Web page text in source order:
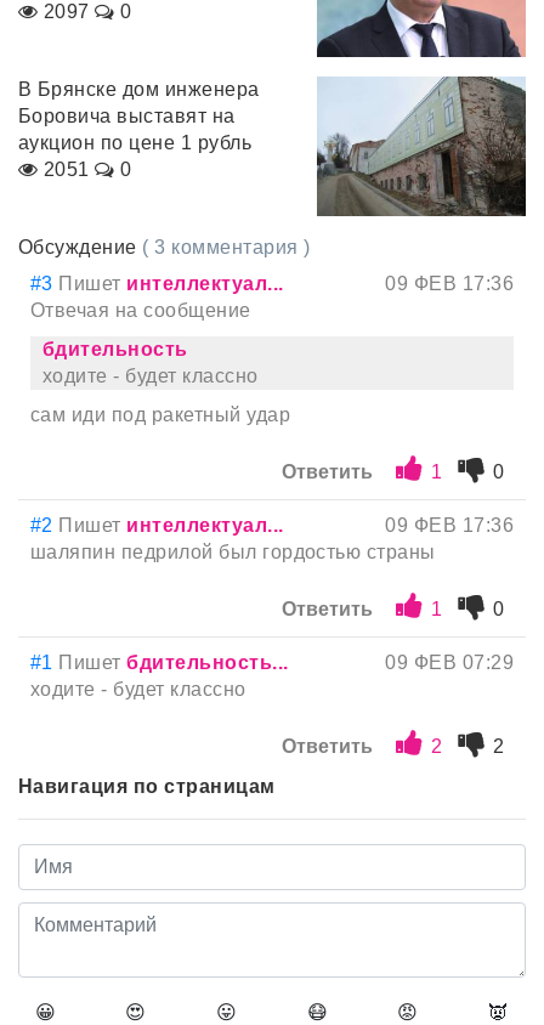
2097
0
В Брянске дом инженера
Боровича выставят на
аукцион по цене 1 рубль
2051
0
Обсуждение ( 3 комментария )
#3 Пишет интеллектуал...
09 ФЕВ 17:36
Отвечая на сообщение
бдительность
ходите - будет классно
сам иди под ракетный удар
Ответить 1 0
#2 Пишет интеллектуал...
09 ФЕВ 17:36
шаляпин педрилой был гордостью страны
Ответить 1 0
#1 Пишетбдительность...
09 ФЕВ 07:29
ходите - будет классно
Ответить 2
2
Навигация по страницам
😀 😍 😛 😷 😡 👿